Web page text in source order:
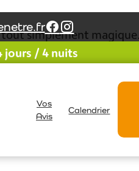
jours / 4 nuits
Vos
Avis
Calendrier
tout simplement magique.
me laisser aller à la
promenades de
l’année prochaine